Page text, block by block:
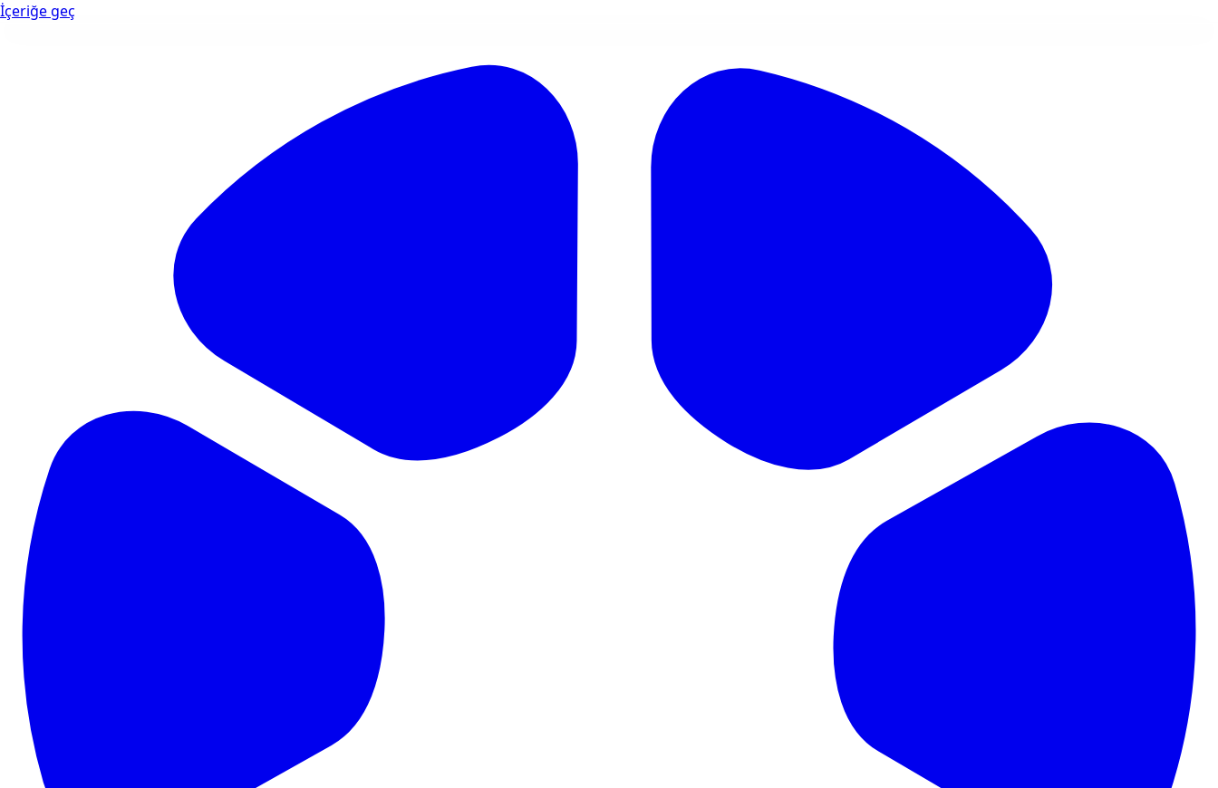
İçeriğe geç